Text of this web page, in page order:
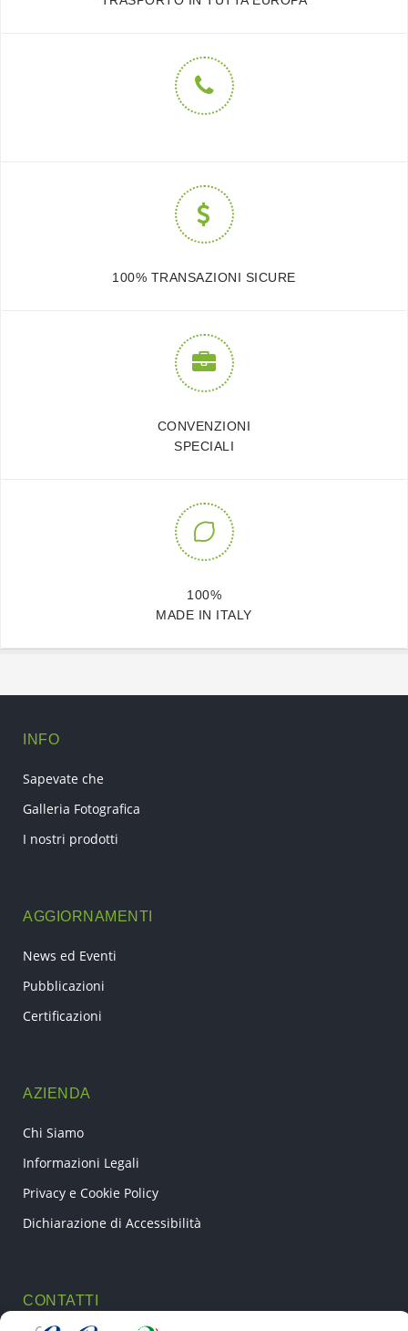
100% TRANSAZIONI SICURE
CONVENZIONI
SPECIALI
100%
MADE IN ITALY
INFO
Sapevate che
Galleria Fotografica
I nostri prodotti
AGGIORNAMENTI
News ed Eventi
Pubblicazioni
Certificazioni
AZIENDA
Chi Siamo
Informazioni Legali
Privacy e Cookie Policy
Dichiarazione di Accessibilità
CONTATTI